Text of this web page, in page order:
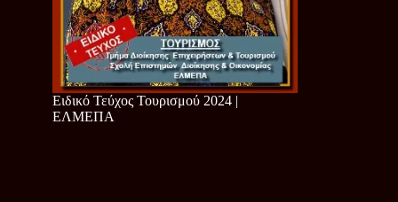
Ειδικό Τεύχος Τουρισμού 2024 |
ΕΛΜΕΠΑ